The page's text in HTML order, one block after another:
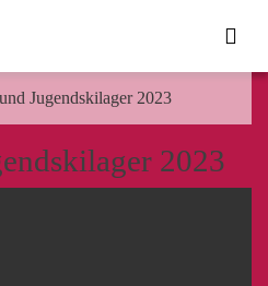
Jugendskilager 2023
2023